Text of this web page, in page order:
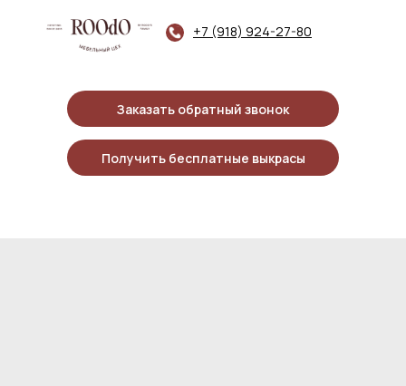
+7 (918) 924-27-80
Заказать обратный звонок
Получить бесплатные выкрасы